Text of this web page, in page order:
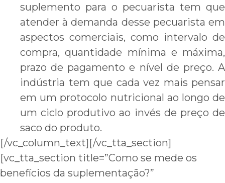
suplemento para o pecuarista tem que
atender à demanda desse pecuarista em
aspectos comerciais, como intervalo de
compra, quantidade mínima e máxima,
prazo de pagamento e nível de preço. A
indústria tem que cada vez mais pensar
em um protocolo nutricional ao longo de
um ciclo produtivo ao invés de preço de
saco do produto.
[/vc_column_text][/vc_tta_section]
[vc_tta_section title=”Como se mede os
benefícios da suplementação?”